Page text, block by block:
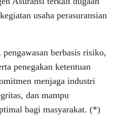
usaha perasuransian
berbasis risiko,
penegakan ketentuan
menjaga industri
dan mampu
bagi masyarakat. (*)